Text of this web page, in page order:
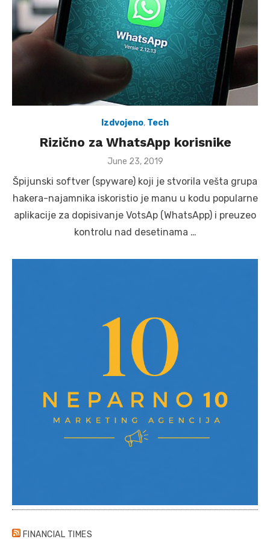
Izdvojeno, Tech
Rizično za WhatsApp korisnike
Posted
June 23, 2019
Špijunski softver (spyware) koji je stvorila vešta grupa
hakera-najamnika iskoristio je manu u kodu popularne
aplikacije za dopisivanje VotsAp (WhatsApp) i preuzeo
kontrolu nad desetinama …
FINANCIAL TIMES